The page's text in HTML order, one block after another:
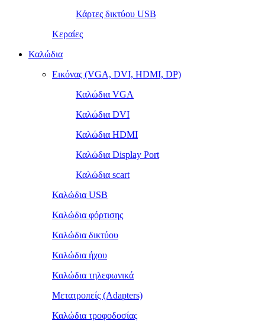
Κάρτες δικτύου USB
Κεραίες
Καλώδια
Εικόνας (VGA, DVI, HDMI, DP)
Καλώδια VGA
Καλώδια DVI
Καλώδια HDMI
Καλώδια Display Port
Καλώδια scart
Καλώδια USB
Καλώδια φόρτισης
Καλώδια δικτύου
Καλώδια ήχου
Καλώδια τηλεφωνικά
Μετατροπείς (Adapters)
Καλώδια τροφοδοσίας